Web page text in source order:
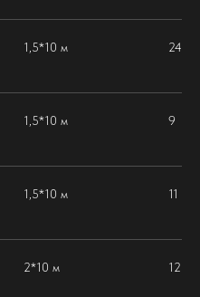
1,5*10 м 24
1,5*10 м 9
1,5*10 м 11
2*10 м 12